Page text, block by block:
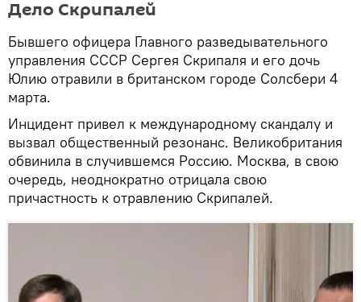
Дело Скрипалей
Бывшего офицера Главного разведывательного
управления СССР Сергея Скрипаля и его дочь
Юлию отравили в британском городе Солсбери 4
марта.
Инцидент привел к международному скандалу и
вызвал общественный резонанс. Великобритания
обвинила в случившемся Россию. Москва, в свою
очередь, неоднократно отрицала свою
причастность к отравлению Скрипалей.